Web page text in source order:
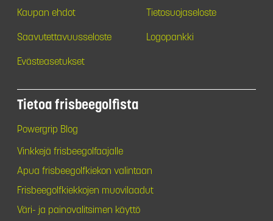
Kaupan ehdot Tietosuojaseloste
Saavutettavuusseloste Logopankki
Evästeasetukset
Tietoa frisbeegolfista
Powergrip Blog
Vinkkejä frisbeegolfaajalle
Apua frisbeegolfkiekon valintaan
Frisbeegolfkiekkojen muovilaadut
Väri- ja painovalitsimen käyttö